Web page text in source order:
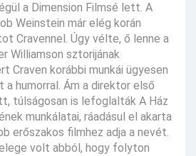
a Dimension Filmsé lett. A
Weinstein már elég korán
Cravennel. Úgy vélte, ő lenne a
Williamson sztorijának
Craven korábbi munkái ügyesen
humorral. Ám a direktor első
túlságosan is lefoglalták A Ház
munkálatai, ráadásul el akarta
erőszakos filmhez adja a nevét.
volt abból, hogy folyton